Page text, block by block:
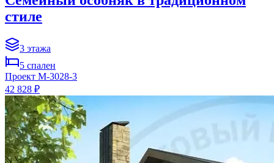
стиле
3 этажа
5 спален
Проект M-3028-3
42 828 ₽